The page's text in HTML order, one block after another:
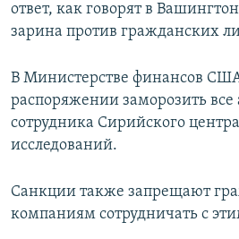
ответ, как говорят в
зарина против гражданских
В Министерстве финансов
распоряжении заморозить все
сотрудника Сирийского
исследований.
Санкции также запрещают
компаниям сотрудничать с